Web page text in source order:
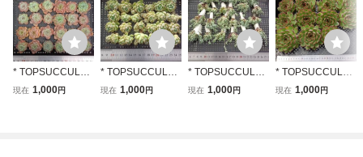
* TOPSUCCULEN
T 出荷日8/20-21
現在 1,000円
* TOPSUCCULEN
T 出荷日8/20-21
現在 1,000円
* TOPSUCCULEN
T 出荷日8/20-21
現在 1,000円
* TOPSUCCULEN
T 出荷日8/20-21
現在 1,000円